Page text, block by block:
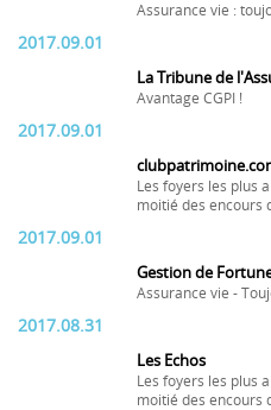
Assurance vie :
2017.09.01
La Tribune de
Avantage CGPI !
2017.09.01
Les foyers les plus
moitié des encours
2017.09.01
Gestion de
Assurance vie -
2017.08.31
Les Echos
Les foyers les plus
moitié des encours